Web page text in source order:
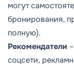
могут
бронирования,
полную).
Рекомендатели
соцсети,